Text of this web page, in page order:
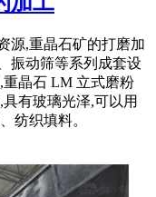
源,重晶石矿的打磨加
振动筛等系列成套设
晶石 LM 立式磨粉
有玻璃光泽,可以用
纺织填料。